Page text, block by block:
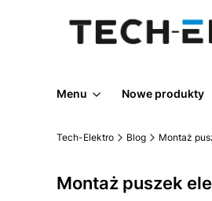
Menu Nowe produkty
Tech-Elektro Blog Montaż
Montaż puszek